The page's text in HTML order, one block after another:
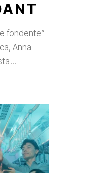
fondente”
Anna